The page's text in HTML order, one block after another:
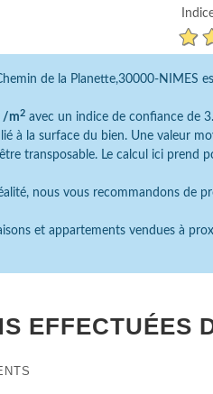
de la Planette,30000-NIMES
/m2 avec un indice de confiance de
à la surface du bien. Une valeur
transposable. Le calcul ici prend
nous vous recommandons de
et appartements vendues à
EFFECTUÉES